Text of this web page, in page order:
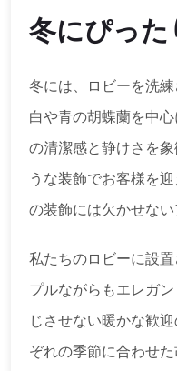
冬にぴっ
冬には、ロビーを洗練
白や青の胡蝶蘭を中
の清潔感と静けさを
うな装飾でお客様を
の装飾には欠かせない
私たちのロビーに設
プルながらもエレガ
じさせない暖かな歓
ぞれの季節に合わせ